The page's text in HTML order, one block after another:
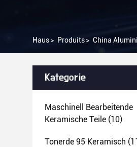
Haus> Produits> China
Kategorie
Maschinell Bearbeitende
Keramische Teile (10)
Tonerde 95 Keramisch